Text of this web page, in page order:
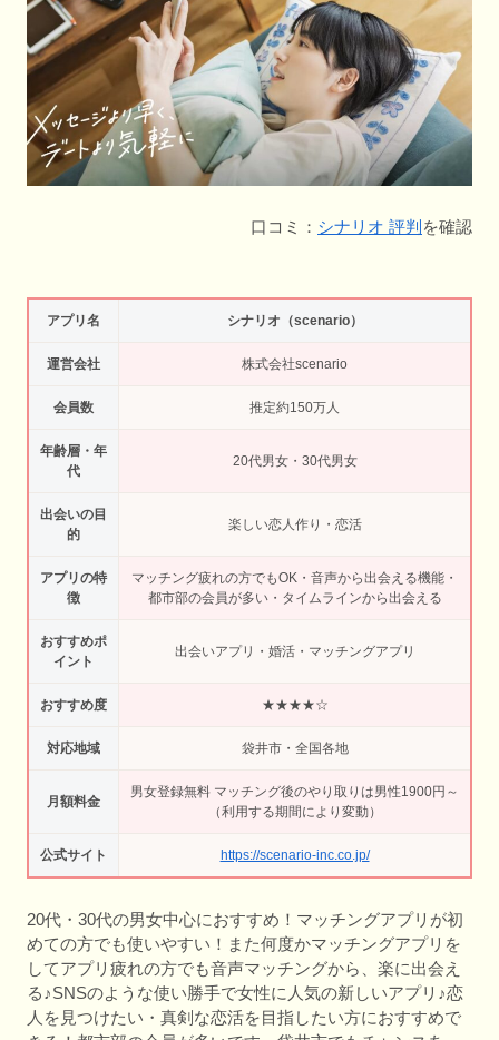
口コミ： シナリオ 評判 を確認
アプリ名 シナリオ（scenario）
運営会社 株式会社scenario
会員数 推定約150万人
年齢層・年
代
20代男女・30代男女
出会いの目
的
楽しい恋人作り・恋活
アプリの特
徴
マッチング疲れの方でもOK・音声から出会える機能・
都市部の会員が多い・タイムラインから出会える
おすすめポ
イント
出会いアプリ・婚活・マッチングアプリ
おすすめ度 ★★★★☆
対応地域 袋井市・全国各地
月額料金
男女登録無料 マッチング後のやり取りは男性1900円～
（利用する期間により変動）
公式サイト https://scenario-inc.co.jp/
20代・30代の男女中心におすすめ！マッチングアプリが初
めての方でも使いやすい！また何度かマッチングアプリを
してアプリ疲れの方でも音声マッチングから、楽に出会え
る♪SNSのような使い勝手で女性に人気の新しいアプリ♪恋
人を見つけたい・真剣な恋活を目指したい方におすすめで